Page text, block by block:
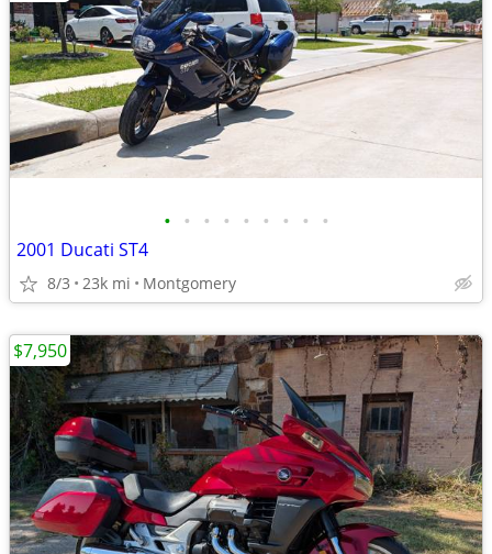
• • • • • • • • •
2001 Ducati ST4
8/3 23k mi Montgomery
$7,950